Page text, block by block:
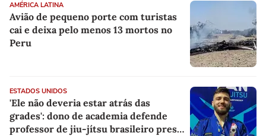
AMÉRICA LATINA
Avião de pequeno porte com turistas
cai e deixa pelo menos 13 mortos no
Peru
ESTADOS UNIDOS
'Ele não deveria estar atrás das
grades': dono de academia defende
professor de jiu-jítsu brasileiro preso